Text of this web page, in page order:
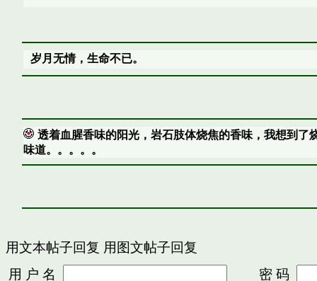
岁月无情，生命不已。
透着血腥香味的阳光，岩石肢体烧焦的香味，我想到了
味道。。。。。
用文本帖子回复 用图文帖子回复
用 户 名
密 码